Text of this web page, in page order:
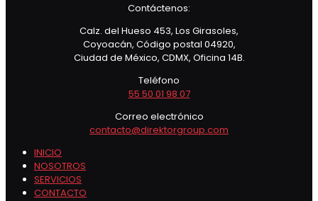
Contáctenos:
Calz. del Hueso 453, Los Girasoles,
Coyoacán, Código postal 04920,
Ciudad de México, CDMX, Oficina 14B.
Teléfono
55 50 01 98 07
Correo electrónico
contacto@direktorgroup.com
INICIO
NOSOTROS
SERVICIOS
CONTACTO